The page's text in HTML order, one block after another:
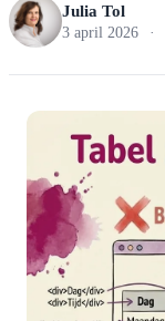
Julia Tol
3 april 2026 ·